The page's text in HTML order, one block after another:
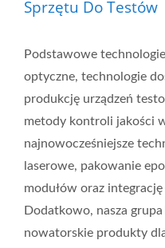
Sprzętu Do Testów
Podstawowe
optyczne, technologie
produkcję urządzeń
metody kontroli jakości
najnowocześniejsze
laserowe, pakowanie
modułów oraz
Dodatkowo, nasza
nowatorskie produkty